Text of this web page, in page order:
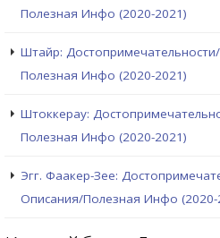
Полезная Инфо (2020-2021)
Штайр:
Полезная Инфо (2020-2021)
Штоккерау:
Полезная Инфо (2020-2021)
Эгг. Фаакер-Зее:
Описания/Полезная Инфо (2020-